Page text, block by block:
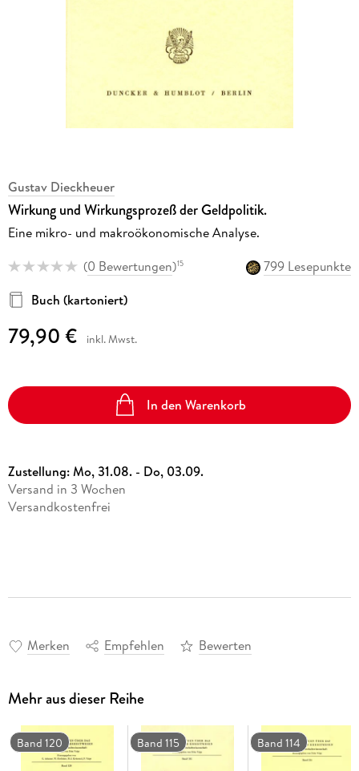
Gustav Dieckheuer
Wirkung und Wirkungsprozeß der Geldpolitik.
Eine mikro- und makroökonomische Analyse.
(0 Bewertungen)15
799 Lesepunkte
Buch (kartoniert)
79,90 € inkl. Mwst.
In den Warenkorb
Zustellung:Mo, 31.08. - Do, 03.09.
Versand in 3 Wochen
Versandkostenfrei
Merken Empfehlen Bewerten
Mehr aus dieser Reihe
Band 120 Band 115 Band 114